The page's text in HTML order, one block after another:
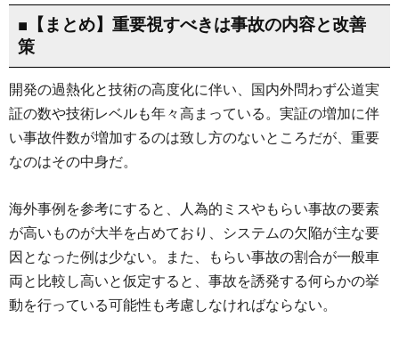
■【まとめ】重要視すべきは事故の内容と改善
策
開発の過熱化と技術の高度化に伴い、国内外問わず公道実
証の数や技術レベルも年々高まっている。実証の増加に伴
い事故件数が増加するのは致し方のないところだが、重要
なのはその中身だ。
海外事例を参考にすると、人為的ミスやもらい事故の要素
が高いものが大半を占めており、システムの欠陥が主な要
因となった例は少ない。また、もらい事故の割合が一般車
両と比較し高いと仮定すると、事故を誘発する何らかの挙
動を行っている可能性も考慮しなければならない。